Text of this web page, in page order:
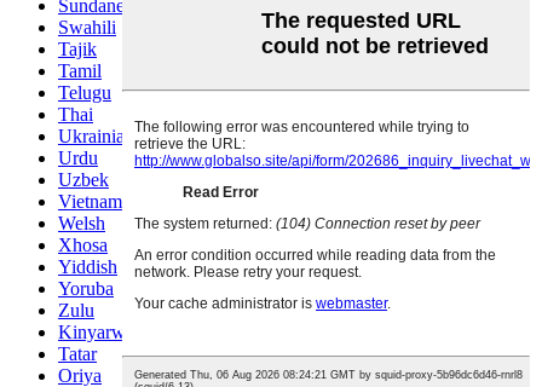
Sundanese
Swahili
Tajik
Tamil
Telugu
Thai
Ukrainian
Urdu
Uzbek
Vietnamese
Welsh
Xhosa
Yiddish
Yoruba
Zulu
Kinyarwanda
Tatar
Oriya